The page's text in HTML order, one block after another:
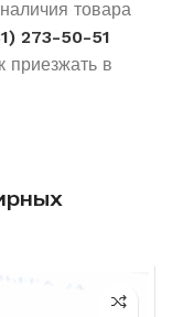
товара
273-50-51
приезжать в